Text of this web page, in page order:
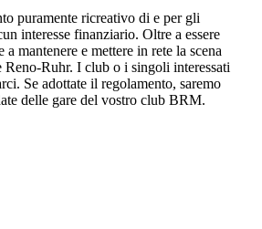
puramente ricreativo di e per gli
interesse finanziario. Oltre a essere
a mantenere e mettere in rete la scena
Reno-Ruhr. I club o i singoli interessati
Se adottate il regolamento, saremo
delle gare del vostro club BRM.